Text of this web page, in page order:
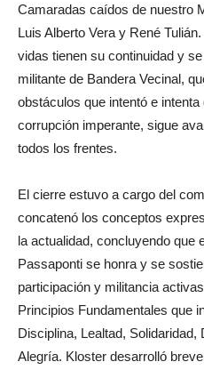
Camaradas caídos de nuestro
Luis Alberto Vera y René
vidas tienen su continuidad y
militante de Bandera Vecinal,
obstáculos que intentó e
corrupción imperante, sigue
todos los frentes.
El cierre estuvo a cargo del
concatenó los conceptos
la actualidad, concluyendo que
Passaponti se honra y se
participación y militancia
Principios Fundamentales que
Disciplina, Lealtad,
Alegría. Kloster desarrolló